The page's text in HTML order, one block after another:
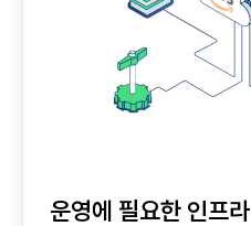
운영에 필요한 인프라